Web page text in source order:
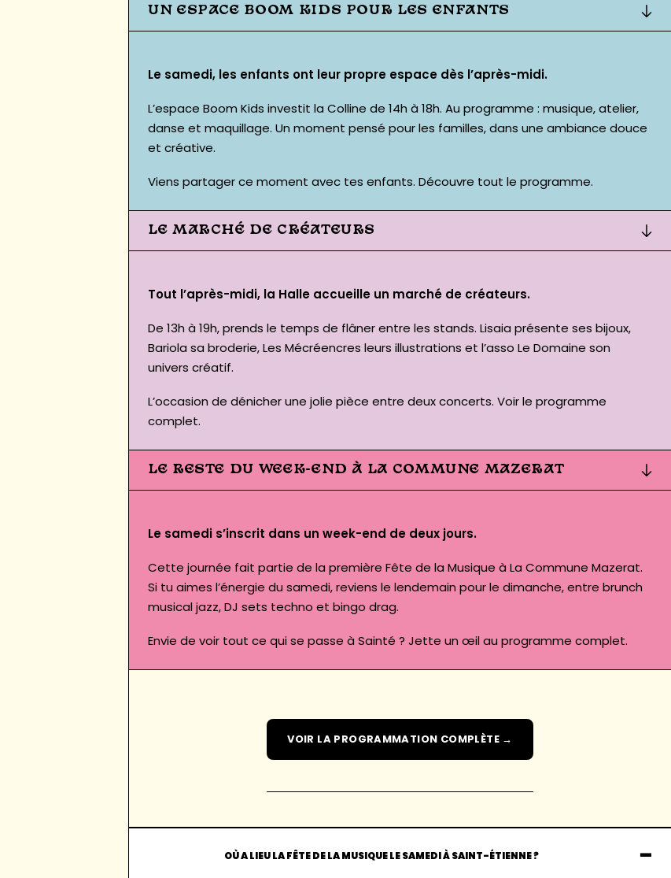
UN ESPACE BOOM KIDS POUR LES ENFANTS
Le samedi, les enfants ont leur propre espace dès l’après-midi.
L’espace Boom Kids investit la Colline de 14h à 18h. Au programme : musique, atelier,
danse et maquillage. Un moment pensé pour les familles, dans une ambiance douce
et créative.
Viens partager ce moment avec tes enfants. Découvre tout le programme.
LE MARCHÉ DE CRÉATEURS
Tout l’après-midi, la Halle accueille un marché de créateurs.
De 13h à 19h, prends le temps de flâner entre les stands. Lisaia présente ses bijoux,
Bariola sa broderie, Les Mécréencres leurs illustrations et l’asso Le Domaine son
univers créatif.
L’occasion de dénicher une jolie pièce entre deux concerts. Voir le programme
complet.
LE RESTE DU WEEK-END À LA COMMUNE MAZERAT
Le samedi s’inscrit dans un week-end de deux jours.
Cette journée fait partie de la première Fête de la Musique à La Commune Mazerat.
Si tu aimes l’énergie du samedi, reviens le lendemain pourle dimanche, entre brunch
musical jazz, DJ sets techno et bingo drag.
Envie de voir tout ce qui se passe à Sainté ? Jette un œil au programme complet.
VOIR LA PROGRAMMATION COMPLÈTE →
OÙ A LIEU LA FÊTE DE LA MUSIQUE LE SAMEDI À SAINT-ÉTIENNE ?